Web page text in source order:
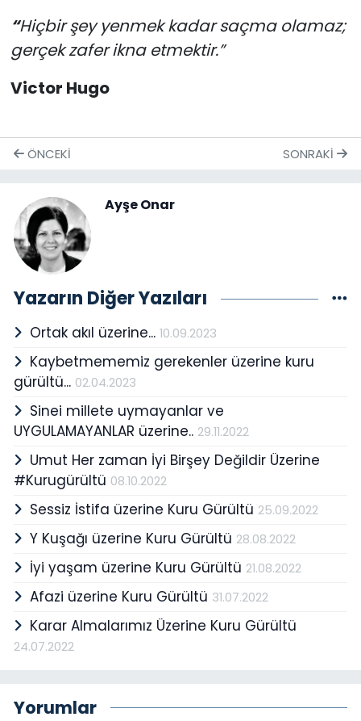
“Hiçbir şey yenmek kadar saçma olamaz;
gerçek zafer ikna etmektir.”
Victor Hugo
ÖNCEKI SONRAKI
Ayşe Onar
Yazarın Diğer Yazıları
Ortak akıl üzerine... 10.09.2023
Kaybetmememiz gerekenler üzerine kuru
gürültü... 02.04.2023
Sinei millete uymayanlar ve
UYGULAMAYANLAR üzerine.. 29.11.2022
Umut Her zaman İyi Birşey Değildir Üzerine
#Kurugürültü 08.10.2022
Sessiz İstifa üzerine Kuru Gürültü 25.09.2022
Y Kuşağı üzerine Kuru Gürültü 28.08.2022
İyi yaşam üzerine Kuru Gürültü 21.08.2022
Afazi üzerine Kuru Gürültü 31.07.2022
Karar Almalarımız Üzerine Kuru Gürültü
24.07.2022
Yorumlar